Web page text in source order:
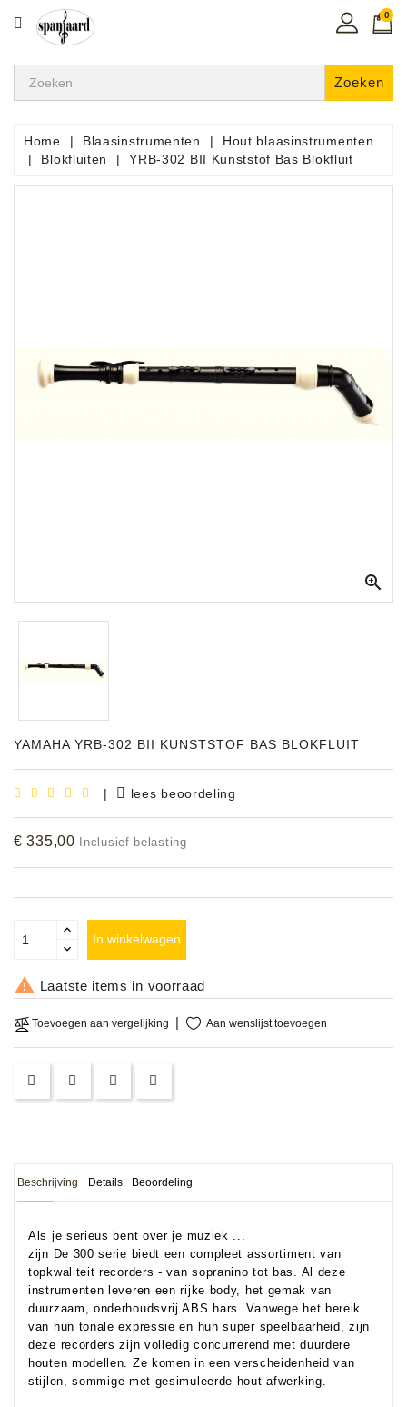
CATEGORIE
Home
In
De
Pro
Audio
Microfoons
Instrumenten
Shop
Bladmuziek
Accessoires
MODELLEN
OPRUIMING
OCCASIONS
DEMONSTRATIES
&
DIENSTEN
0
Zoeken
Home Blaasinstrumenten
Hout blaasinstrumenten
Blokfluiten
YRB-302 BII Kunststof Bas Blokfluit

YAMAHA YRB-302 BII KUNSTSTOF BAS BLOKFLUIT
| lees beoordeling
€ 335,00 Inclusief belasting
In winkelwagen
 Laatste items in voorraad
Toevoegen aan vergelijking Aan wenslijst toevoegen
Beschrijving Details Beoordeling
Als je serieus bent over je muziek ...
zijn De 300 serie biedt een compleet assortiment van
topkwaliteit recorders - van sopranino tot bas. Al deze
instrumenten leveren een rijke body, het gemak van
duurzaam, onderhoudsvrij ABS hars. Vanwege het bereik
van hun tonale expressie en hun super speelbaarheid, zijn
deze recorders zijn volledig concurrerend met duurdere
houten modellen. Ze komen in een verscheidenheid van
stijlen, sommige met gesimuleerde hout afwerking.